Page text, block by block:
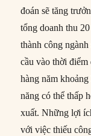
đoán sẽ tăng
tổng doanh thu
thành công
cầu vào thời
hàng năm
năng có thể thấp
xuất. Những lợi
với việc thiếu